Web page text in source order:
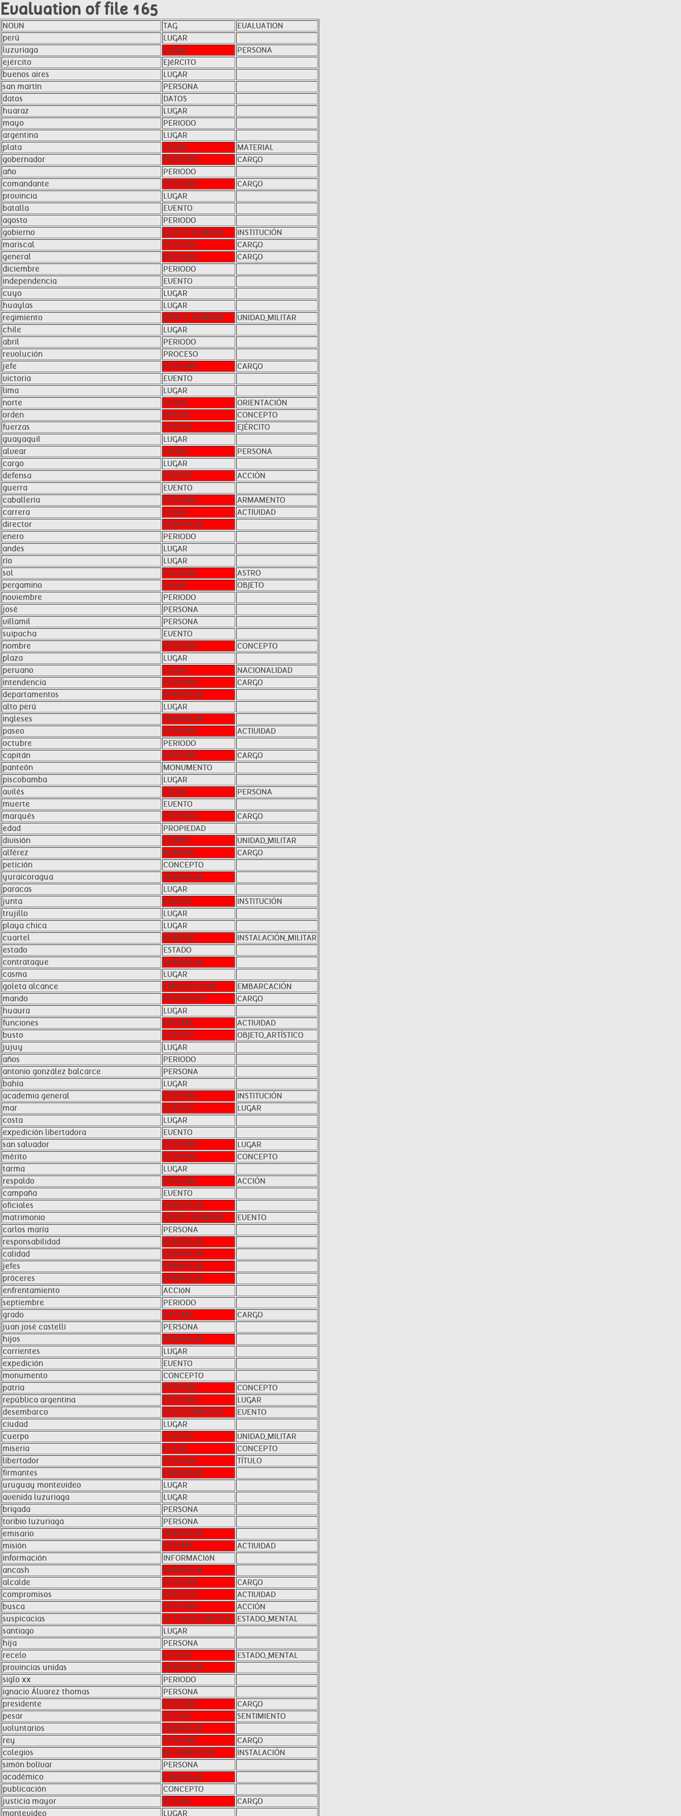
Evaluation of file 165
NOUN TAG
EVALUATION
perú
LUGAR
luzuriaga
LUGAR
PERSONA
ejército
EJéRCITO
buenos aires
LUGAR
san martín
PERSONA
datos
DATOS
huaraz
LUGAR
mayo
PERIODO
argentina
LUGAR
plata
LUGAR
MATERIAL
gobernador
PERSONA
CARGO
año
PERIODO
comandante
PERSONA
CARGO
provincia
LUGAR
batalla
EVENTO
agosto
PERIODO
gobierno
GRUPO_HUMANO
INSTITUCIÓN
mariscal
PERSONA
CARGO
general
PERSONA
CARGO
diciembre
PERIODO
independencia
EVENTO
cuyo
LUGAR
huaylas
LUGAR
regimiento
GRUPO_HUMANO
UNIDAD_MILITAR
chile
LUGAR
abril
PERIODO
revolución
PROCESO
jefe
PERSONA
CARGO
victoria
EVENTO
lima
LUGAR
norte
LUGAR
ORIENTACIÓN
orden
ORDEN
CONCEPTO
fuerzas
FUERZA
EJÉRCITO
guayaquil
LUGAR
alvear
LUGAR
PERSONA
cargo
LUGAR
defensa
EVENTO
ACCIÓN
guerra
EVENTO
caballería
PERSONA
ARMAMENTO
carrera
LUGAR
ACTIVIDAD
director
UNKNOWN
enero
PERIODO
andes
LUGAR
río
LUGAR
sol
PALABRA
ASTRO
pergamino
LUGAR
OBJETO
noviembre
PERIODO
josé
PERSONA
villamil
PERSONA
suipacha
EVENTO
nombre
PERSONA
CONCEPTO
plaza
LUGAR
peruano
LUGAR
NACIONALIDAD
intendencia
PERSONA
CARGO
departamentos
UNKNOWN
alto perú
LUGAR
ingleses
UNKNOWN
paseo
PERSONA
ACTIVIDAD
octubre
PERIODO
capitán
PERSONA
CARGO
panteón
MONUMENTO
piscobamba
LUGAR
avilés
LUGAR
PERSONA
muerte
EVENTO
marqués
PERSONA
CARGO
edad
PROPIEDAD
división
FORMA
UNIDAD_MILITAR
alférez
NúMERO
CARGO
petición
CONCEPTO
yuraicoragua
UNKNOWN
paracas
LUGAR
junta
EVENTO
INSTITUCIÓN
trujillo
LUGAR
playa chica
LUGAR
cuartel
NúMERO
INSTALACIÓN_MILITAR
estado
ESTADO
contrataque
UNKNOWN
casma
LUGAR
goleta alcance
EMBARCACIóN
EMBARCACIÓN
mando
PROPIEDAD
CARGO
huaura
LUGAR
funciones
SISTEMA
ACTIVIDAD
busto
CUERPO
OBJETO_ARTÍSTICO
jujuy
LUGAR
años
PERIODO
antonio gonzález balcarce
PERSONA
bahía
LUGAR
academia general
PERSONA
INSTITUCIÓN
mar
CUERPO
LUGAR
costa
LUGAR
expedición libertadora
EVENTO
san salvador
PERSONA
LUGAR
mérito
PERSONA
CONCEPTO
tarma
LUGAR
respaldo
PERSONA
ACCIÓN
campaña
EVENTO
oficiales
UNKNOWN
matrimonio
GRUPO_HUMANO
EVENTO
carlos maría
PERSONA
responsabilidad
UNKNOWN
calidad
UNKNOWN
jefes
UNKNOWN
próceres
UNKNOWN
enfrentamiento
ACCIóN
septiembre
PERIODO
grado
SISTEMA
CARGO
juan josé castelli
PERSONA
hijos
UNKNOWN
corrientes
LUGAR
expedición
EVENTO
monumento
CONCEPTO
patria
PERSONA
CONCEPTO
república argentina
PERSONA
LUGAR
desembarco
PROCEDIMIENTO
EVENTO
ciudad
LUGAR
cuerpo
CUERPO
UNIDAD_MILITAR
miseria
PLAGA
CONCEPTO
libertador
PERSONA
TÍTULO
firmantes
UNKNOWN
uruguay montevideo
LUGAR
avenida luzuriaga
LUGAR
brigada
PERSONA
toribio luzuriaga
PERSONA
emisario
UNKNOWN
misión
SISTEMA
ACTIVIDAD
información
INFORMACIóN
ancash
UNKNOWN
alcalde
PERSONA
CARGO
compromisos
PROCESO
ACTIVIDAD
busca
PERSONA
ACCIÓN
suspicacias
ACTIVIDAD_MENTAL ESTADO_MENTAL
santiago
LUGAR
hija
PERSONA
recelo
ESTADO
ESTADO_MENTAL
provincias unidas
UNKNOWN
siglo xx
PERIODO
ignacio Álvarez thomas
PERSONA
presidente
PERSONA
CARGO
pesar
ACCIóN
SENTIMIENTO
voluntarios
UNKNOWN
rey
PERSONA
CARGO
colegios
INFORMACIóN
INSTALACIÓN
simón bolívar
PERSONA
académico
UNKNOWN
publicación
CONCEPTO
justicia mayor
ACCIóN
CARGO
montevideo
LUGAR